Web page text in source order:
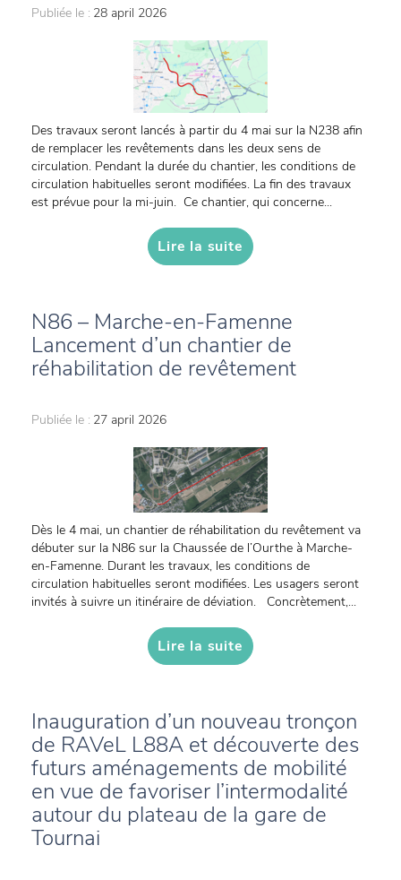
Publiée le : 28 april 2026
Des travaux seront lancés à partir du 4 mai sur la N238 afin
de remplacer les revêtements dans les deux sens de
circulation. Pendant la durée du chantier, les conditions de
circulation habituelles seront modifiées. La fin des travaux
est prévue pour la mi-juin. Ce chantier, qui concerne...
Lire la suite
N86 – Marche-en-Famenne
Lancement d’un chantier de
réhabilitation de revêtement
Publiée le : 27 april 2026
Dès le 4 mai, un chantier de réhabilitation du revêtement va
débuter sur la N86 sur la Chaussée de l’Ourthe à Marche-
en-Famenne. Durant les travaux, les conditions de
circulation habituelles seront modifiées. Les usagers seront
invités à suivre un itinéraire de déviation. Concrètement,...
Lire la suite
Inauguration d’un nouveau tronçon
de RAVeL L88A et découverte des
futurs aménagements de mobilité
en vue de favoriser l’intermodalité
autour du plateau de la gare de
Tournai